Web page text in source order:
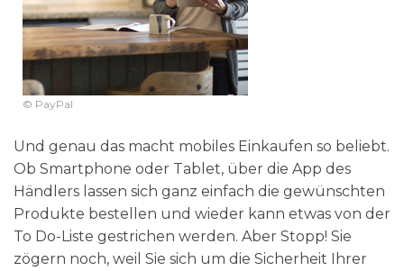
© PayPal
Und genau das macht mobiles Einkaufen so beliebt.
Ob Smartphone oder Tablet, über die App des
Händlers lassen sich ganz einfach die gewünschten
Produkte bestellen und wieder kann etwas von der
To Do-Liste gestrichen werden. Aber Stopp! Sie
zögern noch, weil Sie sich um die Sicherheit Ihrer